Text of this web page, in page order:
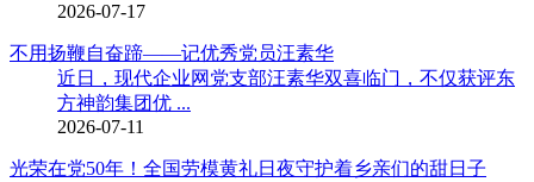
2026-07-17
不用扬鞭自奋蹄——记优秀党员汪素华
近日，现代企业网党支部汪素华双喜临门，不仅获评东
方神韵集团优 ...
2026-07-11
光荣在党50年！全国劳模黄礼日夜守护着乡亲们的甜日子